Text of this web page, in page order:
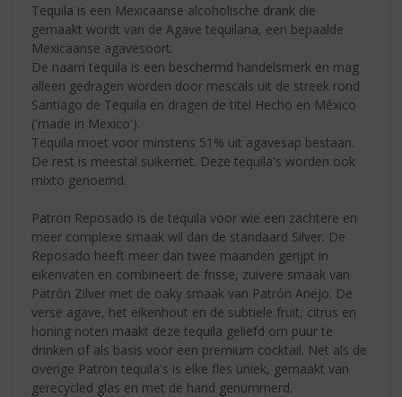
Tequila is een Mexicaanse alcoholische drank die
gemaakt wordt van de Agave tequilana, een bepaalde
Mexicaanse agavesoort.
De naam tequila is een beschermd handelsmerk en mag
alleen gedragen worden door mescals uit de streek rond
Santiago de Tequila en dragen de titel Hecho en México
('made in Mexico').
Tequila moet voor minstens 51% uit agavesap bestaan.
De rest is meestal suikerriet. Deze tequila's worden ook
mixto genoemd.
Patron Reposado is de tequila voor wie een zachtere en
meer complexe smaak wil dan de standaard Silver. De
Reposado heeft meer dan twee maanden gerijpt in
eikenvaten en combineert de frisse, zuivere smaak van
Patrón Zilver met de oaky smaak van Patrón Anejo. De
verse agave, het eikenhout en de subtiele fruit, citrus en
honing noten maakt deze tequila geliefd om puur te
drinken of als basis voor een premium cocktail. Net als de
overige Patron tequila's is elke fles uniek, gemaakt van
gerecycled glas en met de hand genummerd.